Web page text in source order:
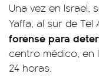
Una vez en Israel,
Yaffa, al sur de Tel
forense para
centro médico, en
24 horas.